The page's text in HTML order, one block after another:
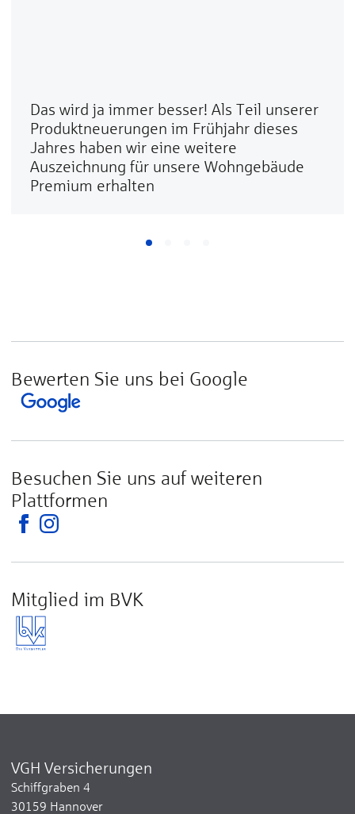
Das wird ja immer besser! Als Teil unserer
Produktneuerungen im Frühjahr dieses
Jahres haben wir eine weitere
Auszeichnung für unsere Wohngebäude
Premium erhalten
Bewerten Sie uns bei Google
Besuchen Sie uns auf weiteren
Plattformen
Mitglied im BVK
VGH Versicherungen
Schiffgraben 4
30159 Hannover